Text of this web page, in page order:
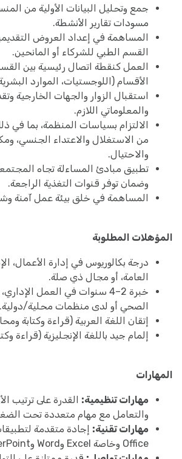
جمع وتحليل البيانات الأولية من
مسودات تقارير الأنشطة.
المساهمة في إعداد العروض
القسم الطبي للشركاء أو المانحين.
العمل كنقطة اتصال رئيسية بين
الأقسام (اللوجستيات، الموارد
استقبال الزوار والجهات الخارجية
والمعلوماتي اللازم.
الالتزام بسياسات المنظمة، بما في
من الاستغلال والاعتداء الجنسي،
والاحتيال.
تطبيق مبادئ المساءلة تجاه
وضمان توفر قنوات التغذية الراجعة.
المساهمة في خلق بيئة عمل آمنة
المؤهلات المطلوبة
درجة بكالوريوس في إدارة الأعمال،
العامة، أو مجال ذي صلة.
خبرة 2–4 سنوات في العمل
الصحي أو لدى منظمات محلية/دولية.
إتقان اللغة العربية (قراءة وكتابة
إلمام جيد باللغة الإنجليزية (قراءة
المهارات
مهارات تنظيمية: القدرة على ترتيب
والتعامل مع مهام متعددة تحت
مهارات تقنية:
Office وخاصة Excel وWord وPowerPoint.